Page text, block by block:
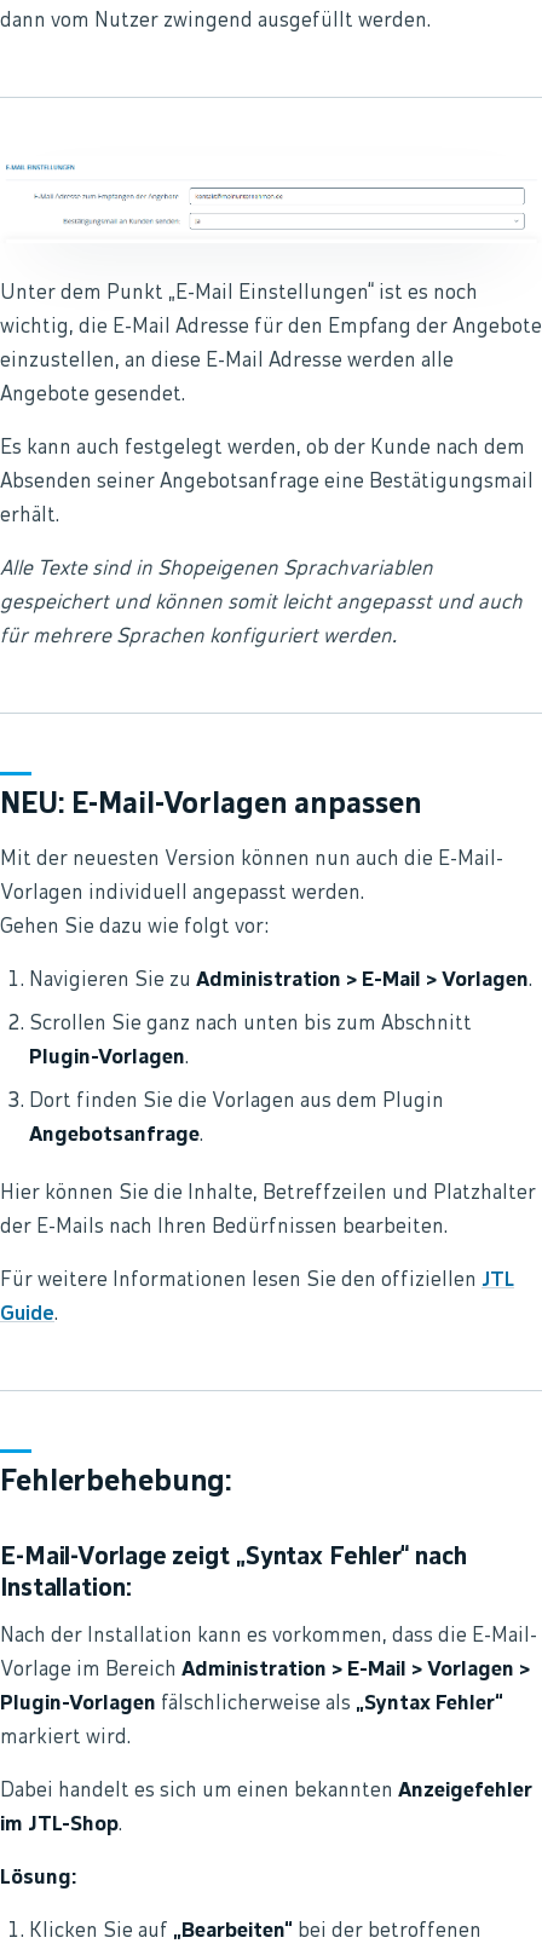
dann vom Nutzer zwingend ausgefüllt werden.
Unter dem Punkt „E-Mail Einstellungen“ ist es noch
wichtig, die E-Mail Adresse für den Empfang der Angebote
einzustellen, an diese E-Mail Adresse werden alle
Angebote gesendet.
Es kann auch festgelegt werden, ob der Kunde nach dem
Absenden seiner Angebotsanfrage eine Bestätigungsmail
erhält.
Alle Texte sind in Shopeigenen Sprachvariablen
gespeichert und können somit leicht angepasst und auch
für mehrere Sprachen konfiguriert werden.
NEU: E-Mail-Vorlagen anpassen
Mit der neuesten Version können nun auch die E-Mail-
Vorlagen individuell angepasst werden.
Gehen Sie dazu wie folgt vor:
Navigieren Sie zu Administration > E-Mail > Vorlagen.
Scrollen Sie ganz nach unten bis zum Abschnitt
Plugin-Vorlagen.
Dort finden Sie die Vorlagen aus dem Plugin
Angebotsanfrage.
Hier können Sie die Inhalte, Betreffzeilen und Platzhalter
der E-Mails nach Ihren Bedürfnissen bearbeiten.
Für weitere Informationen lesen Sie den offiziellen JTL
Guide.
Fehlerbehebung:
E-Mail-Vorlage zeigt „Syntax Fehler“ nach
Installation:
Nach der Installation kann es vorkommen, dass die E-Mail-
Vorlage im Bereich Administration > E-Mail > Vorlagen >
Plugin-Vorlagen fälschlicherweise als „Syntax Fehler“
markiert wird.
Dabei handelt es sich um einen bekannten Anzeigefehler
im JTL-Shop.
Lösung:
Klicken Sie auf „Bearbeiten“ bei der betroffenen